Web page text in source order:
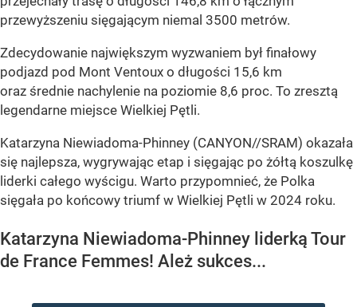
przewyższeniu sięgającym niemal 3500 metrów.
Zdecydowanie największym wyzwaniem był finałowy
podjazd pod Mont Ventoux o długości 15,6 km
oraz średnie nachylenie na poziomie 8,6 proc. To zresztą
legendarne miejsce Wielkiej Pętli.
Katarzyna Niewiadoma-Phinney (CANYON//SRAM) okazała
się najlepsza, wygrywając etap i sięgając po żółtą koszulkę
liderki całego wyścigu. Warto przypomnieć, że Polka
sięgała po końcowy triumf w Wielkiej Pętli w 2024 roku.
Katarzyna Niewiadoma-Phinney liderką Tour
de France Femmes! Ależ sukces...